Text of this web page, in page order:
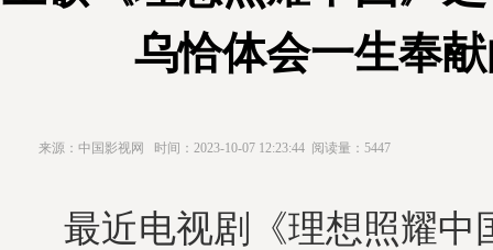
乌恰体会一生奉
来源：中国影视网 时间：2023-10-07 12:23:44 阅读量：5447
最近电视剧《理想照耀中